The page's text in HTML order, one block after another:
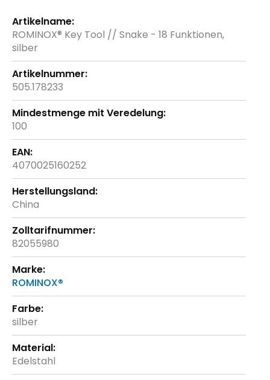
Weitere
Informationen
ROMINOX® Key Tool // Snake - 18 Funktionen,
silber
505.178233
100
4070025160252
China
82055980
ROMINOX®
silber
Edelstahl